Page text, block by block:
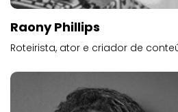
Raony Phillips
Roteirista, ator e criador de